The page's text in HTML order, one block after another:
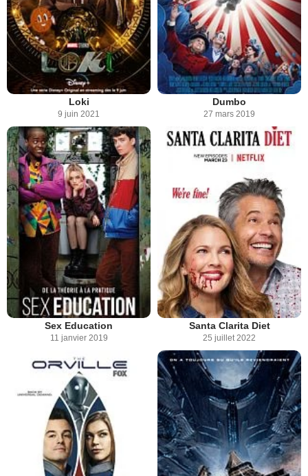
Loki
9 juin 2021
Dumbo
27 mars 2019
Sex Education
11 janvier 2019
Santa Clarita Diet
25 juillet 2022